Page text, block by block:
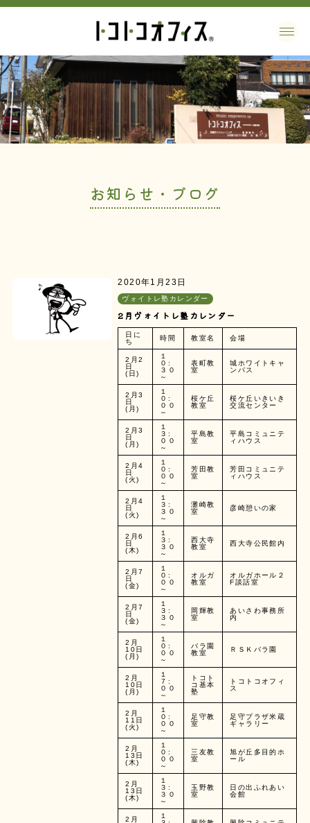
お知らせ・ブログ
2020年1月23日
ヴォイトレ塾カレンダー
2月ヴォイトレ塾カレンダー
日に
ち
時間 教室名 会場
2月2
日
(日)
１
０:
３０
～
表町教
室
城ホワイトキャ
ンパス
2月3
日
(月)
１
０:
００
～
桜ケ丘
教室
桜ケ丘いきいき
交流センター
2月3
日
(月)
１
３:
００
～
平島教
室
平島コミュニテ
ィハウス
2月4
日
(火)
１
０:
００
～
芳田教
室
芳田コミュニテ
ィハウス
2月4
日
(火)
１
３:
３０
～
灘崎教
室
彦崎憩いの家
2月6
日
(木)
１
３:
３０
～
西大寺
教室
西大寺公民館内
2月7
日
(金)
１
０:
００
～
オルガ
教室
オルガホール２
F談話室
2月7
日
(金)
１
３:
３０
～
岡輝教
室
あいさわ事務所
内
2月
10日
(月)
１
０:
００
～
バラ園
教室
ＲＳＫバラ園
2月
10日
(月)
１
７:
００
～
トコト
コ基本
塾
トコトコオフィ
ス
2月
11日
(火)
１
０:
００
～
足守教
室
足守プラザ米蔵
ギャラリー
2月
13日
(木)
１
０:
００
～
三友教
室
旭が丘多目的ホ
ール
2月
13日
(木)
１
３:
３０
～
玉野教
室
日の出ふれあい
会館
2月
１